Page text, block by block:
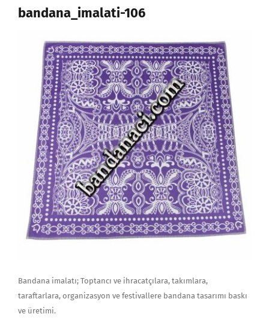
bandana_imalati-106
Bandana imalatı; Toptancı ve ihracatçılara, takımlara,
taraftarlara, organizasyon ve festivallere bandana tasarımı baskı
ve üretimi.